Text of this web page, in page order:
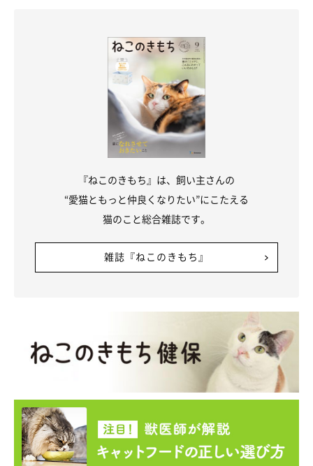
『ねこのきもち』は、飼い主さんの
“愛猫ともっと仲良くなりたい”にこたえる
猫のこと総合雑誌です。
雑誌『ねこのきもち』